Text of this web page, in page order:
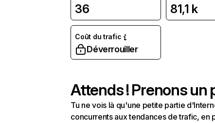
36 81,1 k
Coût du trafic
Déverrouiller
Attends ! Prenons un
Tu ne vois là qu'une petite partie
concurrents aux tendances de trafic, en